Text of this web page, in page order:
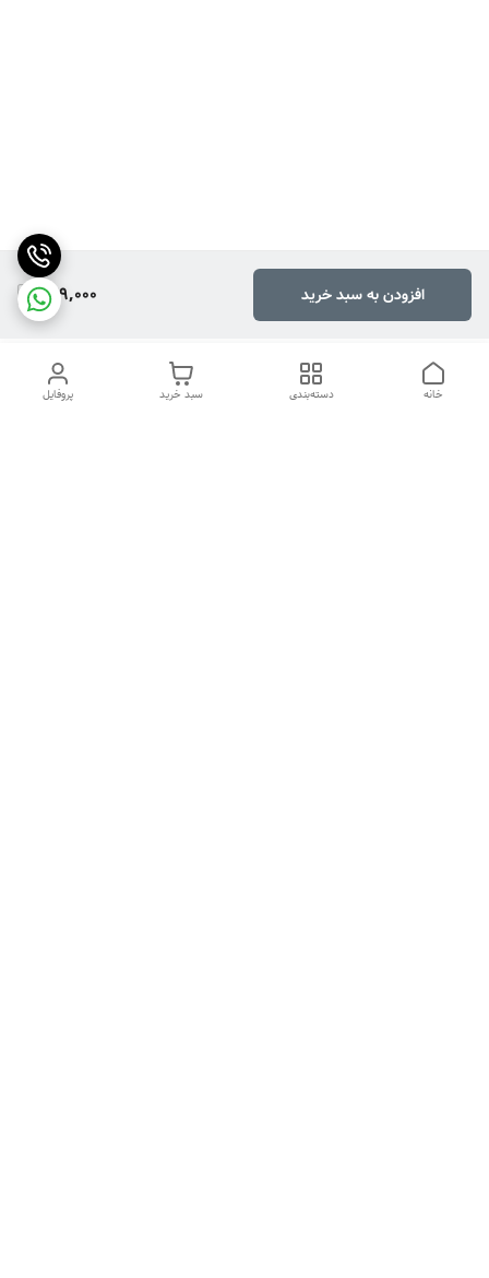
229,000 افزودن به سبد خرید
پروفایل سبد خرید دسته‌بندی خانه